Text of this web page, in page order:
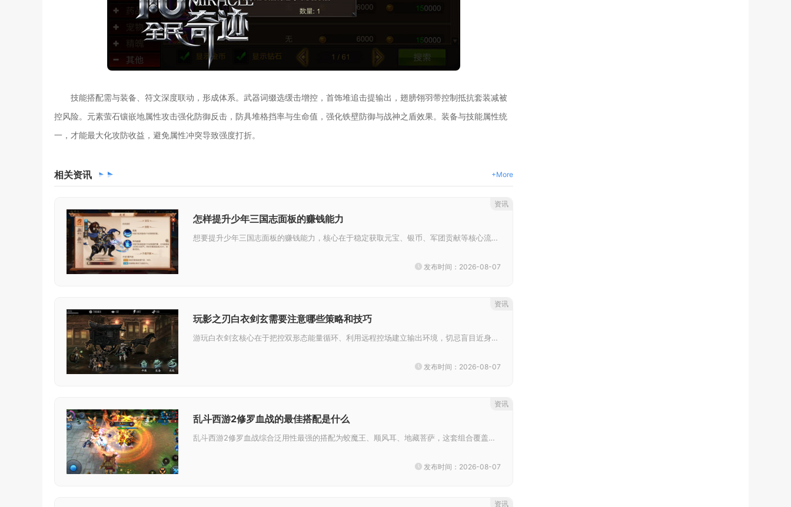
技能搭配需与装备、符文深度联动，形成体系。武器词缀选缓击增控，首饰堆追击提输出，翅膀翎羽带控制抵抗套装减被
控风险。元素萤石镶嵌地属性攻击强化防御反击，防具堆格挡率与生命值，强化铁壁防御与战神之盾效果。装备与技能属性统
一，才能最大化攻防收益，避免属性冲突导致强度打折。
相关资讯 +More
怎样提升少年三国志面板的赚钱能力
想要提升少年三国志面板的赚钱能力，核心在于稳定获取元宝、银币、军团贡献等核心流通资源，合理管控资源消耗路径，聚焦高收益玩...
发布时间：2026-08-07
资讯
玩影之刃白衣剑玄需要注意哪些策略和技巧
游玩白衣剑玄核心在于把控双形态能量循环、利用远程控场建立输出环境，切忌盲目近身持续缠斗，熟练把控技能释放距离与形态切换节...
发布时间：2026-08-07
资讯
乱斗西游2修罗血战的最佳搭配是什么
乱斗西游2修罗血战综合泛用性最强的搭配为蛟魔王、顺风耳、地藏菩萨，这套组合覆盖坦度、远程输出与持续作战能力，适配绝大多数...
发布时间：2026-08-07
资讯
资讯